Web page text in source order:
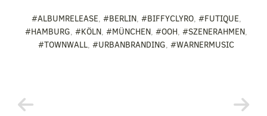
#ALBUMRELEASE, #BERLIN, #BIFFYCLYRO, #FUTIQUE,
#HAMBURG,#KÖLN,#MÜNCHEN,#OOH,#SZENERAHMEN,
#TOWNWALL,#URBANBRANDING,#WARNERMUSIC